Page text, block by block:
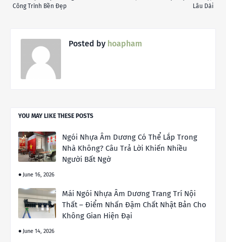
Lâu Dài
Công Trình Bền Đẹp
Posted by hoapham
YOU MAY LIKE THESE POSTS
Ngói Nhựa Âm Dương Có Thể Lắp Trong
Nhà Không? Câu Trả Lời Khiến Nhiều
Người Bất Ngờ
June 16, 2026
Mái Ngói Nhựa Âm Dương Trang Trí Nội
Thất – Điểm Nhấn Đậm Chất Nhật Bản Cho
Không Gian Hiện Đại
June 14, 2026